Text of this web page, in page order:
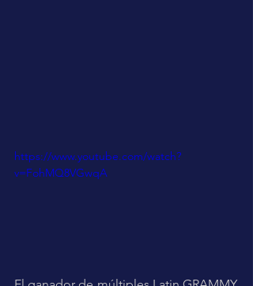
https://www.youtube.com/watch?
v=FohMQ8VGwqA